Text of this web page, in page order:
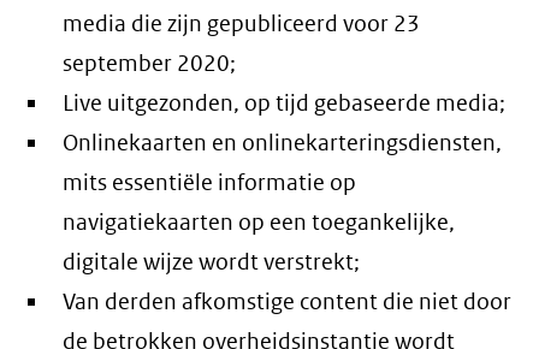
media die zijn gepubliceerd voor 23
september 2020;
Live uitgezonden, op tijd gebaseerde media;
Onlinekaarten en onlinekarteringsdiensten,
mits essentiële informatie op
navigatiekaarten op een toegankelijke,
digitale wijze wordt verstrekt;
Van derden afkomstige content die niet door
de betrokken overheidsinstantie wordt